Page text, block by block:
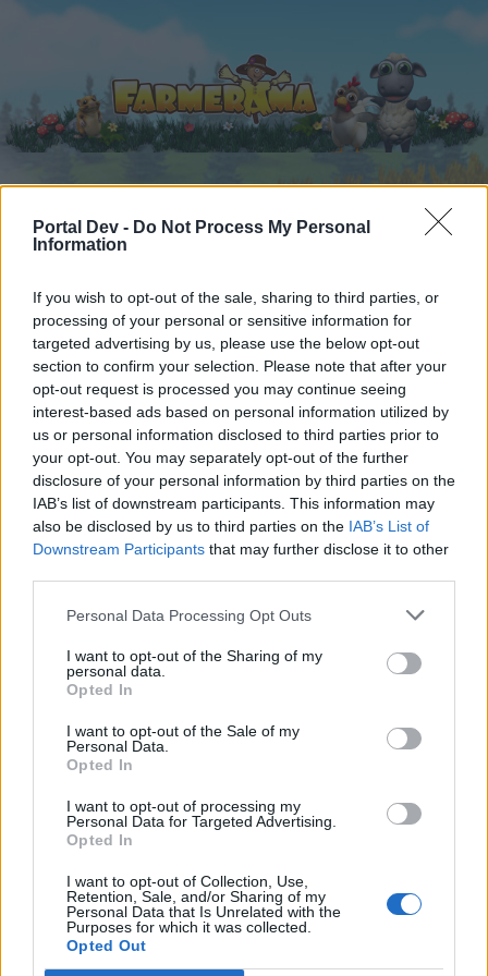
Portal Dev - Do Not Process My Personal
Information
If you wish to opt-out of the sale, sharing to third parties, or
processing of your personal or sensitive information for
targeted advertising by us, please use the below opt-out
section to confirm your selection. Please note that after your
opt-out request is processed you may continue seeing
interest-based ads based on personal information utilized by
us or personal information disclosed to third parties prior to
your opt-out. You may separately opt-out of the further
disclosure of your personal information by third parties on the
IAB’s list of downstream participants. This information may
also be disclosed by us to third parties on the IAB’s List of
Downstream Participants that may further disclose it to other
Personal Data Processing Opt Outs
I want to opt-out of the Sharing of my
personal data.
Opted In
I want to opt-out of the Sale of my
Personal Data.
Opted In
I want to opt-out of processing my
Personal Data for Targeted Advertising.
Opted In
I want to opt-out of Collection, Use,
Retention, Sale, and/or Sharing of my
Personal Data that Is Unrelated with the
Purposes for which it was collected.
Opted Out
Foren ... Archiv Rest Licht an - Licht aus Nr.16
Mitglieder, denen der Beitrag #4546
gefällt
Liebe(r) Forum-Leser/in,
wenn Du in diesem Forum aktiv an den
Gesprächen teilnehmen oder eigene Themen
starten möchtest, musst Du Dich bitte zunächst
im Spiel einloggen. Falls Du noch keinen
Spielaccount besitzt, bitte registriere Dich neu.
Wir freuen uns auf Deinen nächsten Besuch in
„Zum Spiel“
Licht an - Licht aus Nr.16
Lebende Forenlegende
Beiträge: 254.061 Zustimmungen: 665.014
Punkte für Erfolge:
6.000
thriftshop
Lebende Forenlegende, männlich
Beiträge:
Magitta7070
Lebende Forenlegende, weiblich
Beiträge: 141.076 Zustimmungen: 630.168
6.000
Startseite Foren Kalender